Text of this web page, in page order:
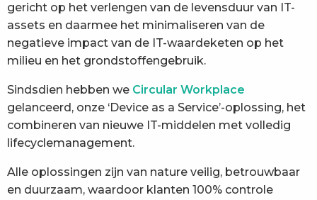
gericht op het verlengen van de levensduur van IT-
assets en daarmee het minimaliseren van de
negatieve impact van de IT-waardeketen op het
milieu en het grondstoffengebruik.
Sindsdien hebben we Circular Workplace
gelanceerd, onze ‘Device as a Service’-oplossing, het
combineren van nieuwe IT-middelen met volledig
lifecyclemanagement.
Alle oplossingen zijn van nature veilig, betrouwbaar
en duurzaam, waardoor klanten 100% controle